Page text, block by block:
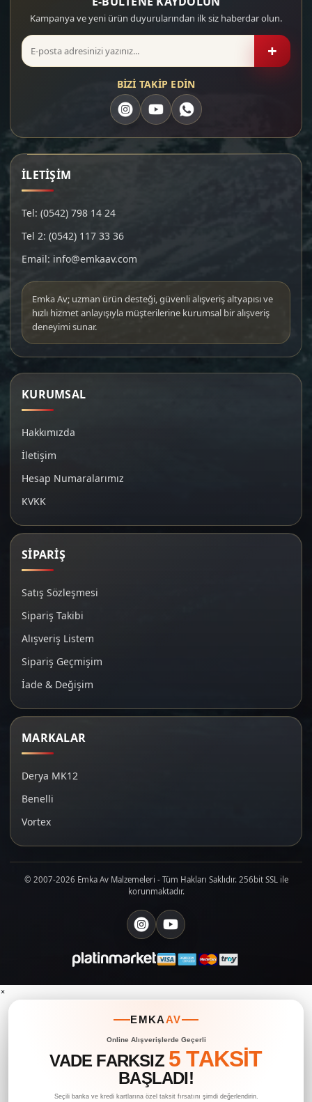
Kampanya ve yeni ürün duyurularından ilk siz haberdar olun.
+
BİZİ TAKİP EDİN
İLETİŞİM
Tel: (0542) 798 14 24
Tel 2: (0542) 117 33 36
Email: info@emkaav.com
Emka Av; uzman ürün desteği, güvenli alışveriş altyapısı ve
hızlı hizmet anlayışıyla müşterilerine kurumsal bir alışveriş
deneyimi sunar.
KURUMSAL
Hakkımızda
İletişim
Hesap Numaralarımız
KVKK
SİPARİŞ
Satış Sözleşmesi
Sipariş Takibi
Alışveriş Listem
Sipariş Geçmişim
İade & Değişim
MARKALAR
Derya MK12
Benelli
Vortex
© 2007-2026 Emka Av Malzemeleri - Tüm Hakları Saklıdır. 256bit SSL ile
korunmaktadır.
×
EMKAAV
Online Alışverişlerde Geçerli
VADE FARKSIZ 5 TAKSİT
BAŞLADI!
Seçili banka ve kredi kartlarına özel taksit fırsatını şimdi değerlendirin.